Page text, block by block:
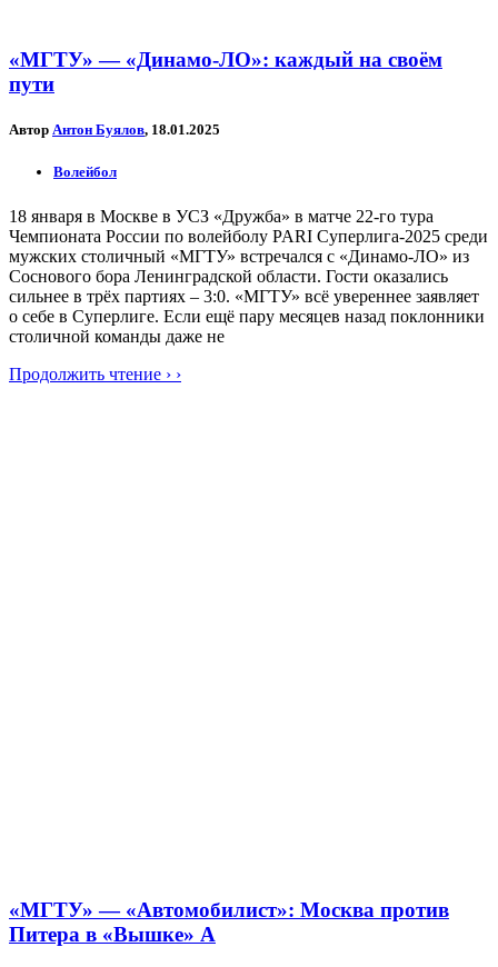
«МГТУ» — «Динамо-ЛО»: каждый на своём
пути
Автор Антон Буялов, 18.01.2025
Волейбол
18 января в Москве в УСЗ «Дружба» в матче 22-го тура
Чемпионата России по волейболу PARI Суперлига-2025 среди
мужских столичный «МГТУ» встречался с «Динамо-ЛО» из
Соснового бора Ленинградской области. Гости оказались
сильнее в трёх партиях – 3:0. «МГТУ» всё увереннее заявляет
о себе в Суперлиге. Если ещё пару месяцев назад поклонники
столичной команды даже не
Продолжить чтение › ›
«МГТУ» — «Автомобилист»: Москва против
Питера в «Вышке» А